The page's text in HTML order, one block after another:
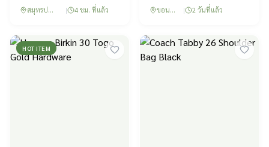
สมุทรปราการ | 4 ชม. ที่แล้ว ขอนแก่น | 2 วันที่แล้ว
HOT ITEM